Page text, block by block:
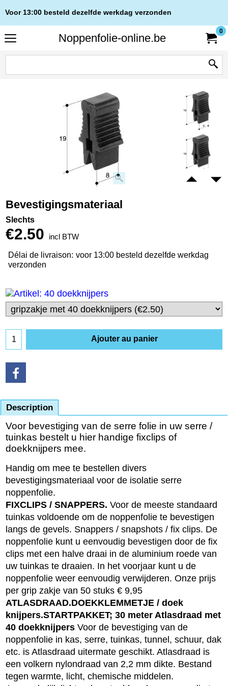
Voor 13:00 besteld dezelfde werkdag verzonden
Noppenfolie-online.be
0
Bevestigingsmateriaal
Slechts
€2.50 incl BTW
Délai de livraison: voor 13:00 besteld dezelfde werkdag
verzonden
Ajouter au panier
Description
Voor bevestiging van de serre folie in uw serre /
tuinkas bestelt u hier handige fixclips of
doekknijpers mee.
Handig om mee te bestellen divers
bevestigingsmateriaal voor de isolatie serre
noppenfolie.
FIXCLIPS / SNAPPERS. Voor de meeste standaard
tuinkas voldoende om de noppenfolie te bevestigen
langs de gevels. Snappers / snapshots / fix clips. De
noppenfolie kunt u eenvoudig bevestigen door de fix
clips met een halve draai in de aluminium roede van
uw tuinkas te draaien. In het voorjaar kunt u de
noppenfolie weer eenvoudig verwijderen. Onze prijs
per grip zakje van 50 stuks € 9,95
ATLASDRAAD.DOEKKLEMMETJE / doek
knijpers.STARTPAKKET; 30 meter Atlasdraad met
40 doekknijpers Voor de bevestiging van de
noppenfolie in kas, serre, tuinkas, tunnel, schuur, dak
etc. is Atlasdraad uitermate geschikt. Atlasdraad is
een volkern nylondraad van 2,2 mm dikte. Bestand
tegen warmte, licht, chemische middelen.